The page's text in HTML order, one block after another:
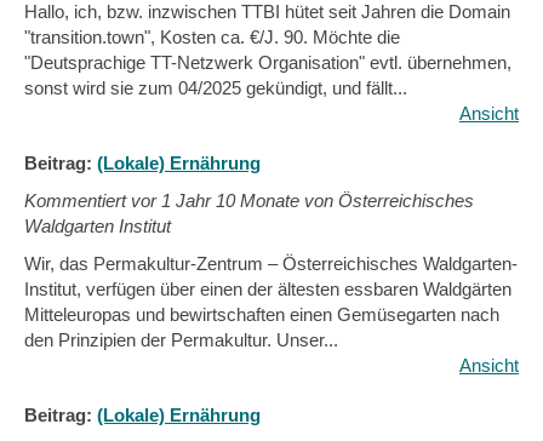
Hallo, ich, bzw. inzwischen TTBI hütet seit Jahren die Domain
"transition.town", Kosten ca. €/J. 90. Möchte die
"Deutsprachige TT-Netzwerk Organisation" evtl. übernehmen,
sonst wird sie zum 04/2025 gekündigt, und fällt...
Ansicht
Beitrag: (Lokale) Ernährung
Kommentiert vor 1 Jahr 10 Monate von Österreichisches
Waldgarten Institut
Wir, das Permakultur-Zentrum – Österreichisches Waldgarten-
Institut, verfügen über einen der ältesten essbaren Waldgärten
Mitteleuropas und bewirtschaften einen Gemüsegarten nach
den Prinzipien der Permakultur. Unser...
Ansicht
Beitrag: (Lokale) Ernährung